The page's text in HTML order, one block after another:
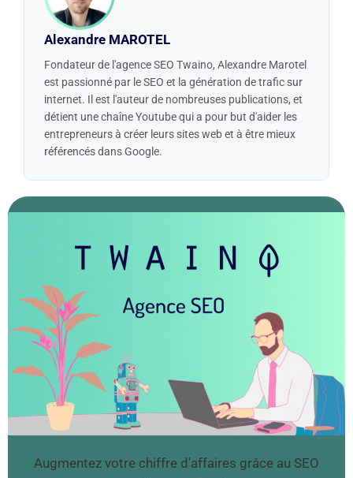
Alexandre MAROTEL
Fondateur de l'agence SEO Twaino, Alexandre Marotel
est passionné par le SEO et la génération de trafic sur
internet. Il est l'auteur de nombreuses publications, et
détient une chaîne Youtube qui a pour but d'aider les
entrepreneurs à créer leurs sites web et à être mieux
référencés dans Google.
Augmentez votre chiffre d'affaires grâce au SEO